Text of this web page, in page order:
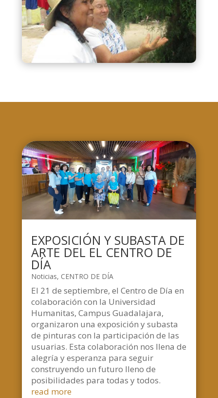
EXPOSICIÓN Y SUBASTA DE
ARTE DEL EL CENTRO DE
DÍA
Noticias, CENTRO DE DÍA
El 21 de septiembre, el Centro de Día en
colaboración con la Universidad
Humanitas, Campus Guadalajara,
organizaron una exposición y subasta
de pinturas con la participación de las
usuarias. Esta colaboración nos llena de
alegría y esperanza para seguir
construyendo un futuro lleno de
posibilidades para todas y todos.
read more